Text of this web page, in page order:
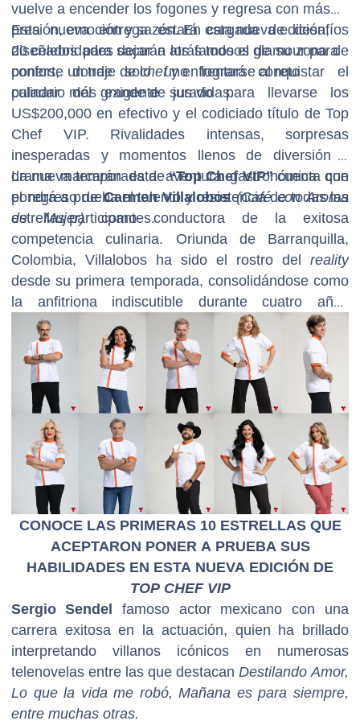
vuelve a encender los fogones y regresa con más
presión, emoción y sazón. En esta nueva edición,
20 celebridades dejarán atrás todo el glamour para
ponerse un traje dechefy enfrentarse al reto
culinario más grande de sus vidas.
Esta nueva entrega estará cargada de desafíos
diseñados para sacar a los famosos de su zona de
confort, donde solo uno logrará conquistar el
paladar del exigente jurado para llevarse los
US$200,000 en efectivo y el codiciado título de Top
Chef VIP. Rivalidades intensas, sorpresas
inesperadas y momentos llenos de diversión y
drama marcarán esta aventura gastronómica que
pondrá a prueba el talento y resistencia de todas las
estrellas participantes.
La nueva temporada de“Top Chef VIP”cuenta con
el regreso deCarmen Villalobos (Café con Aroma
de Mujer)como conductora de la exitosa
competencia culinaria. Oriunda de Barranquilla,
Colombia, Villalobos ha sido el rostro del reality
desde su primera temporada, consolidándose como
la anfitriona indiscutible durante cuatro años
consecutivos. Reconocida como una de las
personalidades más versátiles del mundo del
entretenimiento, Villalobos cuenta con una
destacada trayectoria artística que abarca exitosas
series de televisión, la conducción de especiales y
una fuerte presencia en las redes sociales con
millones de seguidores en Instagram y TikTok.
CONOCE LAS PRIMERAS 10 ESTRELLAS QUE
ACEPTARON PONER A PRUEBA SUS
HABILIDADES EN ESTA NUEVA EDICIÓN DE
TOP CHEF VIP
Sergio Sendel famoso actor mexicano con una
carrera exitosa en la actuación, quien ha brillado
interpretando villanos icónicos en numerosas
telenovelas entre las que destacan Destilando Amor,
Lo que la vida me robó, Mañana es para siempre,
entre muchas otras.